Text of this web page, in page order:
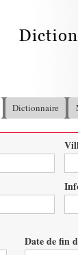
Dictionnaire
Date de fin